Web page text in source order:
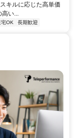
キルに応じた高単価
高い...
宅OK 長期歓迎